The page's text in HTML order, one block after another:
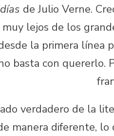
de Julio Verne.
lejos de los
la primera línea
basta con quererlo.
verdadero de la
manera diferente,